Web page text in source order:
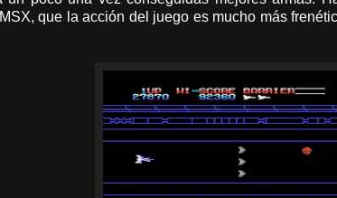
que la acción del juego es mucho más